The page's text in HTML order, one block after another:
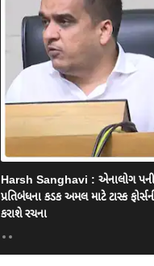
Harsh Sanghavi : એનાલોગ
પ્રતિબંધના કડક અમલ માટે ટાસ્ક
કરાશે રચના